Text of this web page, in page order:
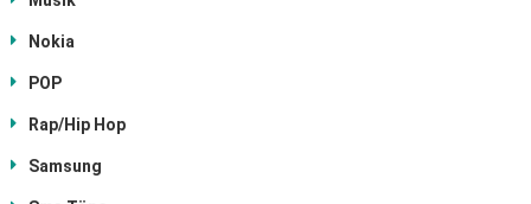
Nokia
POP
Rap/Hip Hop
Samsung